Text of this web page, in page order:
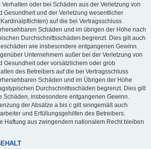
oder bei Schäden aus der Verletzung von
Gesundheit und der Verletzung wesentlicher
auf die bei Vertragsschluss
Schäden und im übrigen der Höhe nach
Durchschnittsschäden begrenzt. Dies gilt auch
wie insbesondere entgangenen Gewinn.
Unternehmern außer bei der Verletzung von
Gesundheit oder vorsätzlichem oder grob
des Betreibers auf die bei Vertragsschluss
Schäden und im Übrigen der Höhe
Durchschnittsschäden begrenzt. Dies gilt
Schäden, insbesondere entgangenen Gewinn.
der Absätze a bis c gilt sinngemäß auch
und Erfüllungsgehilfen des Betreibers.
Haftung aus zwingendem nationalem Recht bleiben